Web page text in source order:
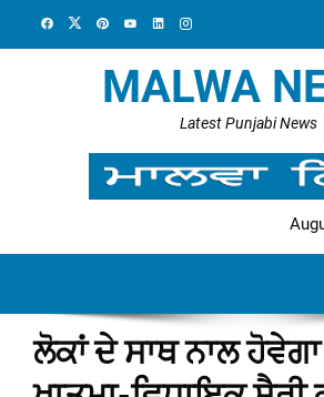
MALWA
Latest Punjabi News
ਲੋਕਾਂ ਦੇ ਸਾਥ ਨਾਲ